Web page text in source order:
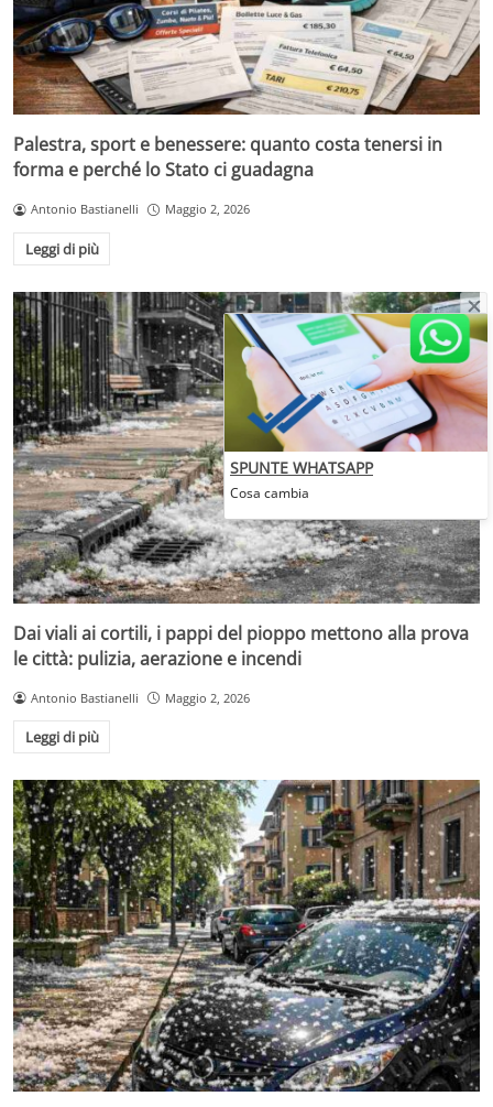
Palestra, sport e benessere: quanto costa tenersi in
forma e perché lo Stato ci guadagna
Antonio Bastianelli Maggio 2, 2026
Leggi di più
Dai viali ai cortili, i pappi del pioppo mettono alla prova
le città: pulizia, aerazione e incendi
Antonio Bastianelli Maggio 2, 2026
Leggi di più
SPUNTE WHATSAPP
Cosa cambia